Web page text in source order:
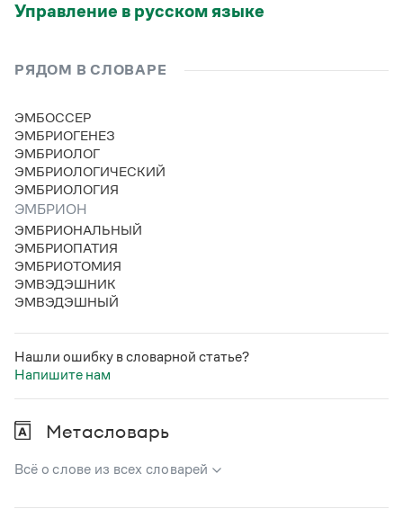
Управление в русском языке
РЯДОМ В СЛОВАРЕ
ЭМБОССЕР
ЭМБРИОГЕНЕЗ
ЭМБРИОЛОГ
ЭМБРИОЛОГИЧЕСКИЙ
ЭМБРИОЛОГИЯ
ЭМБРИОН
ЭМБРИОНАЛЬНЫЙ
ЭМБРИОПАТИЯ
ЭМБРИОТОМИЯ
ЭМВЭДЭШНИК
ЭМВЭДЭШНЫЙ
Нашли ошибку в словарной статье?
Напишите нам
Метасловарь
Всё о слове из всех словарей
В метасловаре Грамоты в удобном виде собрана вся